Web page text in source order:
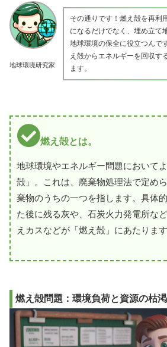
地球環境研究家
その通りです！燃え殻を再利
になるだけでなく、埋め立て
地球環境の保全に役立つんで
え殻からエネルギーを回収す
ます。
燃え殻とは。
地球環境やエネルギー問題において
殻」。これは、廃棄物処理法で定め
棄物のうちの一つを指します。具体
た後に残る灰や、石炭火力発電所な
えカスなどが「燃え殻」にあたります
燃え殻問題：環境負荷と資源の枯渇